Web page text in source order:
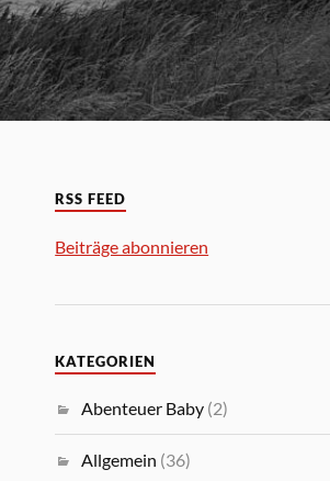
RSS FEED
Beiträge abonnieren
KATEGORIEN
Abenteuer Baby (2)
Allgemein (36)